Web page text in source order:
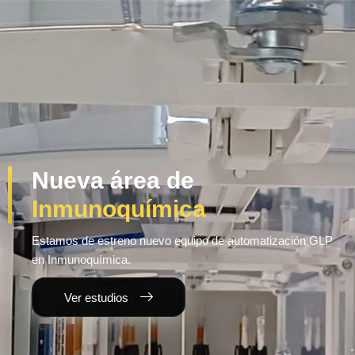
Nueva área de
Inmunoquímica
Estamos de estreno nuevo equipo de automatización GLP
en Inmunoquímica.
Ver estudios